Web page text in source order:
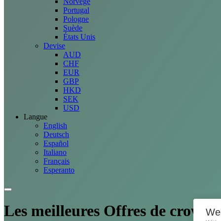
Portugal
Pologne
Suède
États Unis
Devise
AUD
CHF
EUR
GBP
HKD
SEK
USD
Langue
English
Deutsch
Español
Italiano
Français
Esperanto
Les meilleures Offres de